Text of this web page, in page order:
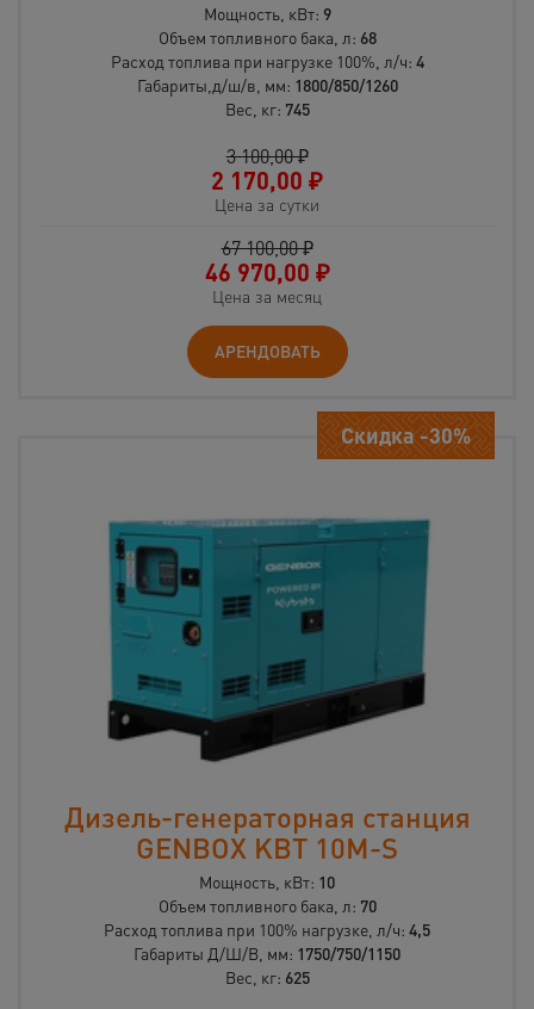
Мощность, кВт: 9
Объем топливного бака, л: 68
Расход топлива при нагрузке 100%, л/ч: 4
Габариты,д/ш/в, мм: 1800/850/1260
Вес, кг: 745
3 100,00 ₽
2 170,00 ₽
Цена за сутки
67 100,00 ₽
46 970,00 ₽
Цена за месяц
АРЕНДОВАТЬ
Скидка -30%
Дизель-генераторная станция
GENBOX KBT 10M-S
Мощность, кВт: 10
Объем топливного бака, л: 70
Расход топлива при 100% нагрузке, л/ч: 4,5
Габариты Д/Ш/В, мм: 1750/750/1150
Вес, кг: 625